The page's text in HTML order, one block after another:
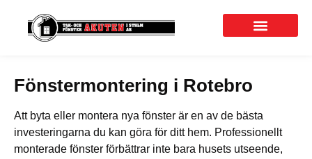
Fönstermontering i Rotebro
Att byta eller montera nya fönster är en av de bästa
investeringarna du kan göra för ditt hem. Professionellt
monterade fönster förbättrar inte bara husets utseende,